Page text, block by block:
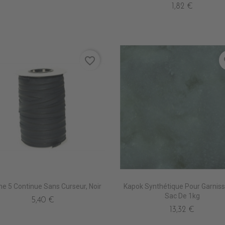
1,82 €
5 Continue Sans Curseur, Noir
5,40 €
favorite_border
Kapok Synthétique Pour
Sac De 1kg
13,32 €